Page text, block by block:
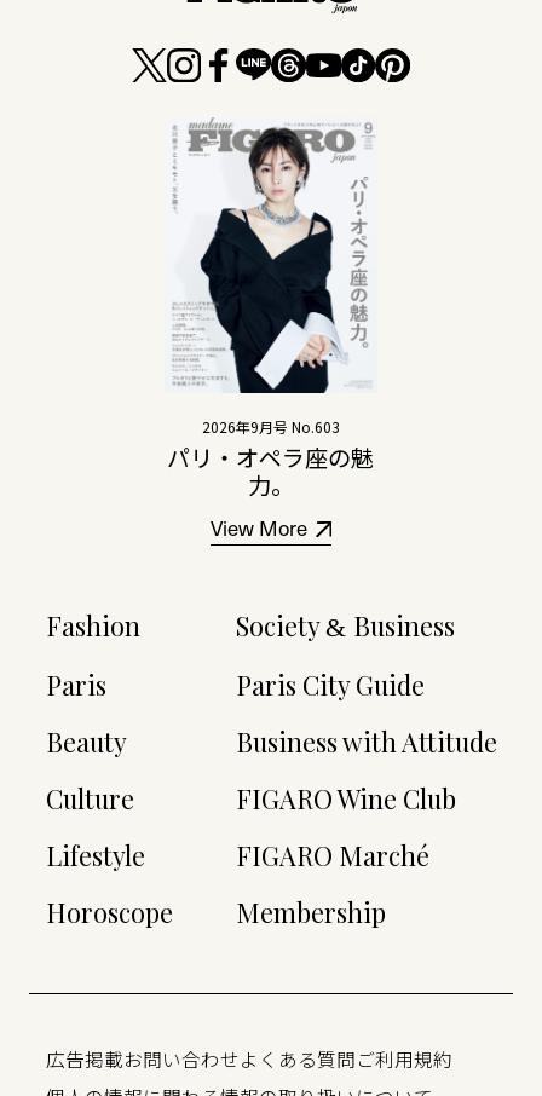
2026年9月号 No.603
パリ・オペラ座の魅
力。
View More
Fashion
Paris
Beauty
Culture
Lifestyle
Horoscope
Society& Business
Paris City Guide
Business with Attitude
FIGARO Wine Club
FIGARO Marché
Membership
広告掲載お問い合わせよくある質問ご利用規約